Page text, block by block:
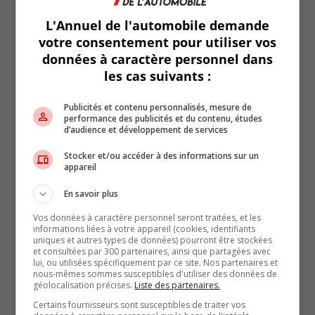
Forces
Format agile et passe-partout
Faiblesses
Longue liste d’options
Coûts d’entretien élevé
Fiabilité aléatoite
Mercedes Classe A
L'Annuel de l'automobile demande
votre consentement pour utiliser vos
données à caractère personnel dans
les cas suivants :
Publicités et contenu personnalisés, mesure de
performance des publicités et du contenu, études
d’audience et développement de services
Stocker et/ou accéder à des informations sur un
appareil
En savoir plus
Vos données à caractère personnel seront traitées, et les
informations liées à votre appareil (cookies, identifiants
uniques et autres types de données) pourront être stockées
et consultées par 300 partenaires, ainsi que partagées avec
lui, ou utilisées spécifiquement par ce site. Nos partenaires et
nous-mêmes sommes susceptibles d'utiliser des données de
géolocalisation précises. Liste des partenaires.
Certains fournisseurs sont susceptibles de traiter vos